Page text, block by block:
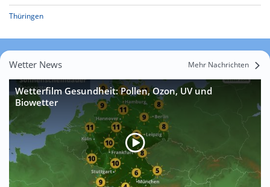
Thüringen
Wetter News Mehr Nachrichten
Wetterfilm Gesundheit: Pollen, Ozon, UV und
Biowetter